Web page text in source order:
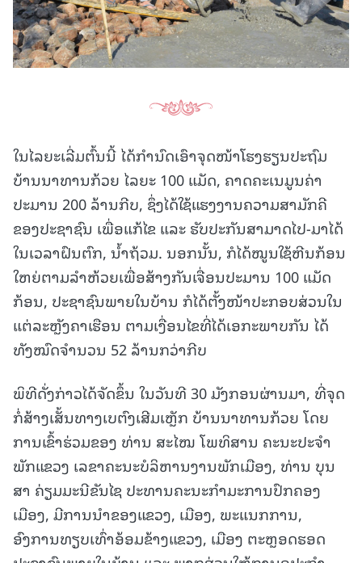
ໃນໄລຍະເລີ່ມຕົ້ນນີ້ ໄດ້ກໍານົດເອົາຈຸດໜ້າໂຮງຮຽນປະຖົມ
ບ້ານນາທານກ້ວຍ ໄລຍະ 100 ແມັດ, ຄາດຄະເນມູນຄ່າ
ປະມານ 200 ລ້ານກີບ, ຊຶ່ງໄດ້ໃຊ້ແຮງງານຄວາມສາມັກຄີ
ຂອງປະຊາຊົນ ເພື່ອແກ້ໄຂ ແລະ ຮັບປະກັນສາມາດໄປ-ມາໄດ້
ໃນເວລາຝົນຕົກ, ນ້ຳຖ້ວມ. ນອກນັ້ນ, ກໍໄດ້ໝູນໃຊ້ຫີນກ້ອນ
ໃຫຍ່ຕາມລຳຫ້ວຍເພື່ອສ້າງກັນເຈື່ອນປະມານ 100 ແມັດ
ກ້ອນ, ປະຊາຊົນພາຍໃນບ້ານ ກໍໄດ້ຕັ້ງໜ້າປະກອບສ່ວນໃນ
ແຕ່ລະຫຼັງຄາເຮືອນ ຕາມເງື່ອນໄຂທີ່ໄດ້ເອກະພາບກັນ ໄດ້
ທັງໝົດຈຳນວນ 52 ລ້ານກວ່າກີບ
ພິທີດັ່ງກ່າວໄດ້ຈັດຂຶ້ນ ໃນວັນທີ 30 ມັງກອນຜ່ານມາ, ທີ່ຈຸດ
ກໍ່ສ້າງເສັ້ນທາງເບຕົງເສີມເຫຼັກ ບ້ານນາທານກ້ວຍ ໂດຍ
ການເຂົ້າຮ່ວມຂອງ ທ່ານ ສະໄໝ ໂພທິສານ ຄະນະປະຈໍາ
ພັກແຂວງ ເລຂາຄະນະບໍລິຫານງານພັກເມືອງ, ທ່ານ ບຸນ
ສາ ຄ່ຽມມະນີຂັນໄຊ ປະທານຄະນະກຳມະການປົກຄອງ
ເມືອງ, ມີການນໍາຂອງແຂວງ, ເມືອງ, ພະແນກການ,
ອົງການທຽບເທົ່າອ້ອມຂ້າງແຂວງ, ເມືອງ ຕະຫຼອດຮອດ